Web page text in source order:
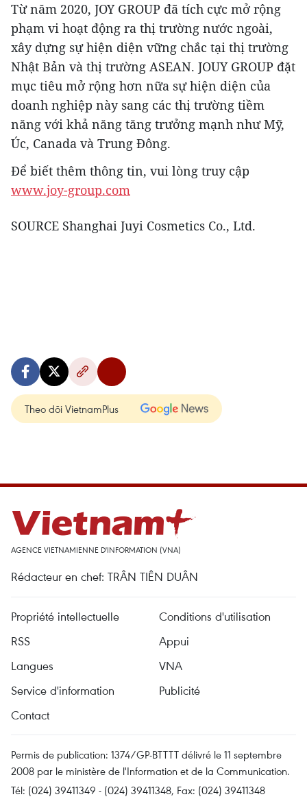
Từ năm 2020, JOY GROUP đã tích cực mở rộng
phạm vi hoạt động ra thị trường nước ngoài,
xây dựng sự hiện diện vững chắc tại thị trường
Nhật Bản và thị trường ASEAN. JOUY GROUP đặt
mục tiêu mở rộng hơn nữa sự hiện diện của
doanh nghiệp này sang các thị trường tiềm
năng với khả năng tăng trưởng mạnh như Mỹ,
Úc, Canada và Trung Đông.
Để biết thêm thông tin, vui lòng truy cập
www.joy-group.com
SOURCE Shanghai Juyi Cosmetics Co., Ltd.
Theo dõi VietnamPlus
AGENCE VIETNAMIENNE D'INFORMATION (VNA)
Rédacteur en chef: TRÂN TIÊN DUÂN
Propriété intellectuelle
Conditions d'utilisation
RSS
Appui
Langues
VNA
Service d'information
Publicité
Contact
Permis de publication: 1374/GP-BTTTT délivré le 11 septembre
2008 par le ministère de l'Information et de la Communication.
Tél: (024) 39411349 - (024) 39411348, Fax: (024) 39411348